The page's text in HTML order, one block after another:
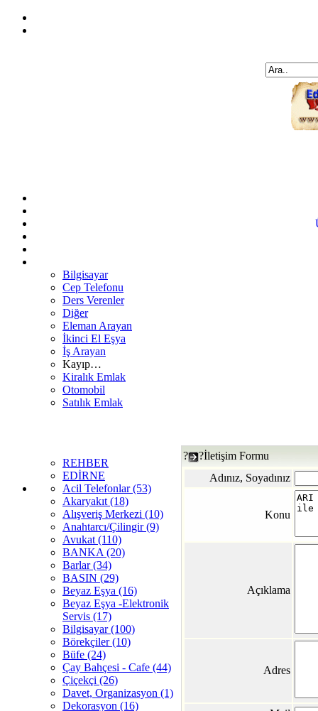
Bilgisayar
Cep Telefonu
Ders Verenler
Diğer
Eleman Arayan
İkinci El Eşya
İş Arayan
Kayıp…
Kiralık Emlak
Otomobil
Satılık Emlak
REHBER
EDİRNE
Acil Telefonlar (53)
Akaryakıt (18)
Alışveriş Merkezi (10)
Anahtarcı/Çilingir (9)
Avukat (110)
BANKA (20)
Barlar (34)
BASIN (29)
Beyaz Eşya (16)
Beyaz Eşya -Elektronik
Servis (17)
Bilgisayar (100)
Börekçiler (10)
Büfe (24)
Çay Bahçesi - Cafe (44)
Çiçekçi (26)
Davet, Organizasyon (1)
Dekorasyon (16)
?
?İletişim Formu
Adınız, Soyadınız
Konu
Açıklama
Adres